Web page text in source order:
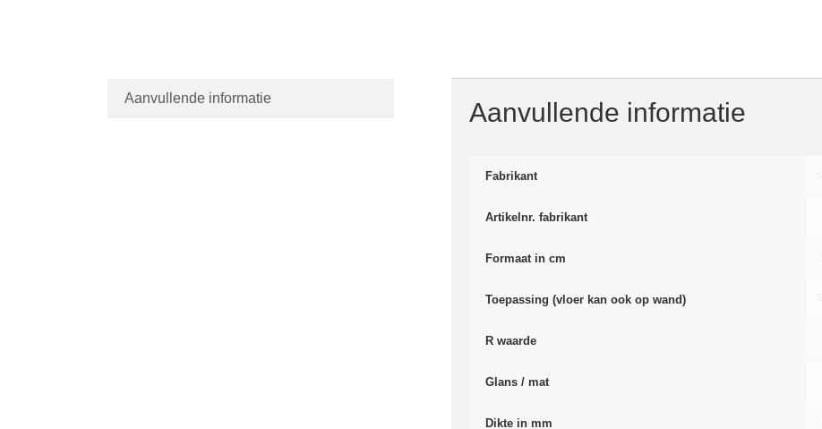
Aanvullende informatie Aanvullende informatie
Fabrikant
Artikelnr. fabrikant
Formaat in cm
Toepassing (vloer kan ook op wand)
R waarde
Glans / mat
Dikte in mm